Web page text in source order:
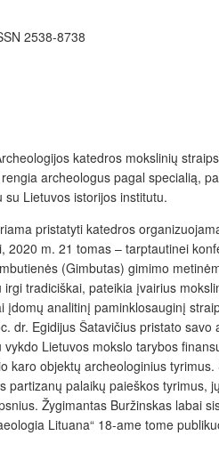
2538-8738
katedros mokslinių
archeologus pagal specialią,
Lietuvos istorijos institutu.
pristatyti katedros
m. 21 tomas – tarptautinei
(Gimbutas) gimimo
irgi tradiciškai, pateikia įvairius
įdomų analitinį paminklosauginį
dr. Egidijus Šatavičius pristato
Lietuvos mokslo tarybos
karo objektų archeologinius
partizanų palaikų paieškos
Žygimantas Buržinskas labai
Lituana“ 18-ame tome